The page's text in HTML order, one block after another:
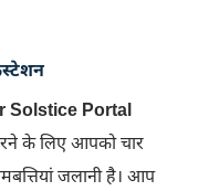
Solstice Portal
के लिए आपको चार
जलानी है। आप